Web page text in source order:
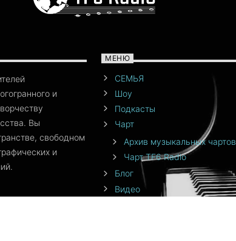
и
Вы
свободном
и
МЕНЮ
СЕМЬЯ
Шоу
Подкасты
Чарт
Архив музыкальных чартов
Чарт TF6 Radio
Блог
Видео